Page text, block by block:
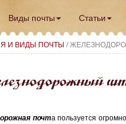
Виды почты Статьи
И ВИДЫ ПОЧТЫ /
почта пользуется